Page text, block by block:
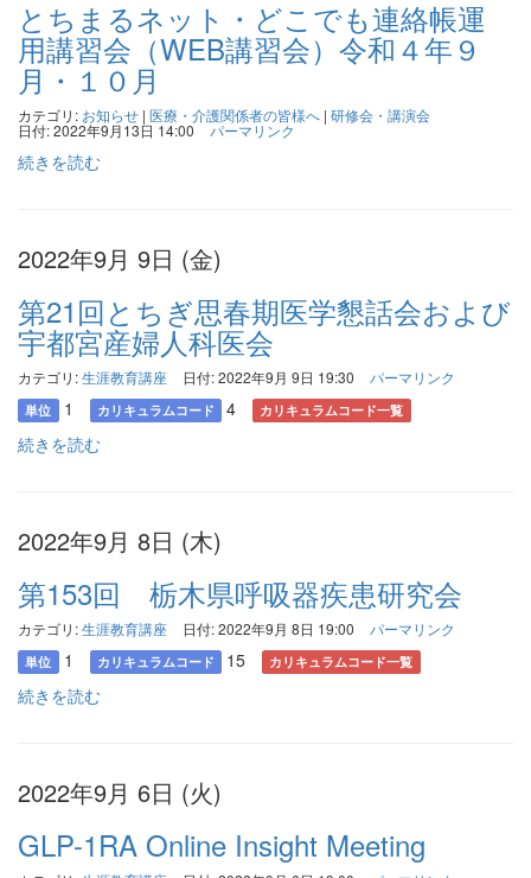
とちまるネット・どこでも連絡帳運
用講習会（WEB講習会）令和４年９
月・１０月
カテゴリ: お知らせ | 医療・介護関係者の皆様へ | 研修会・講演会
日付: 2022年9月13日 14:00 パーマリンク
続きを読む
2022年9月 9日 (金)
第21回とちぎ思春期医学懇話会および
宇都宮産婦人科医会
カテゴリ:生涯教育講座 日付: 2022年9月 9日 19:30 パーマリンク
単位 1 カリキュラムコード 4 カリキュラムコード一覧
続きを読む
2022年9月 8日 (木)
第153回 栃木県呼吸器疾患研究会
カテゴリ:生涯教育講座 日付: 2022年9月 8日 19:00 パーマリンク
単位 1 カリキュラムコード 15 カリキュラムコード一覧
続きを読む
2022年9月 6日 (火)
GLP-1RA Online Insight Meeting